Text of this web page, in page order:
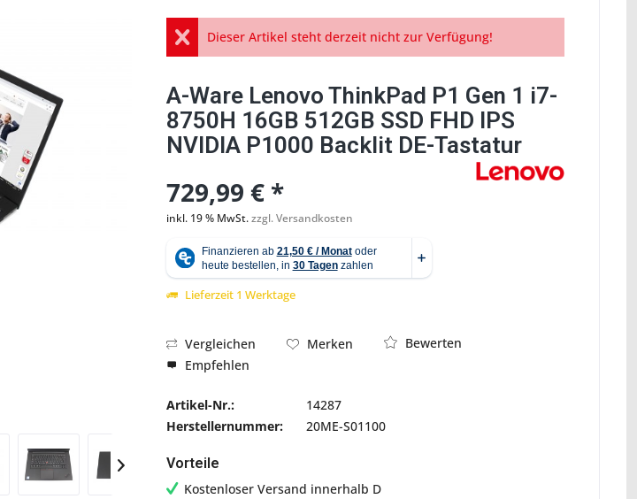
Abbildung ähnlich
Dieser Artikel steht derzeit nicht zur Verfügung!
A-Ware Lenovo ThinkPad P1 Gen 1 i7-
8750H 16GB 512GB SSD FHD IPS
NVIDIA P1000 Backlit DE-Tastatur
729,99 € *
inkl. 19 % MwSt.zzgl. Versandkosten
Lieferzeit 1 Werktage
Vergleichen Merken
Bewerten
Empfehlen
Artikel-Nr.:
14287
Herstellernummer:
20ME-S01100
Vorteile
Kostenloser Versand innerhalb D